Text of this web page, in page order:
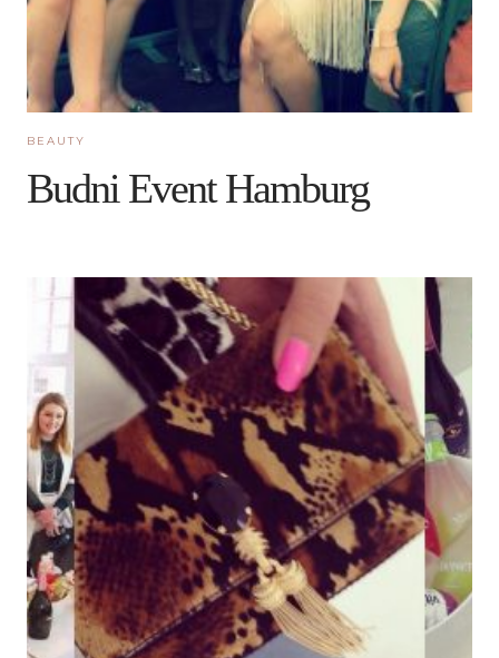
BEAUTY
Budni Event Hamburg